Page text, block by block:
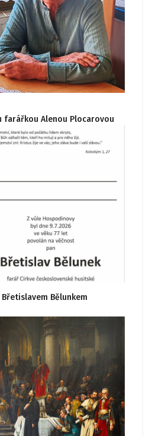
farářkou Alenou Plocarovou
Bělunkem